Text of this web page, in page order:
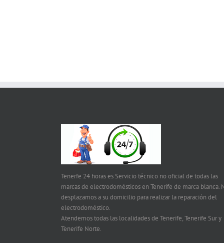
Tenerfe 24 horas es Servicio técnico no oficial de todas las
marcas de electrodomésticos en Tenerife de marca blanca.
desplazamos a su domicilio para realizar la reparación del
electrodoméstico.
Atendemos todas las localidades de Tenerife, Tenerife Sur y
Tenerife Norte.